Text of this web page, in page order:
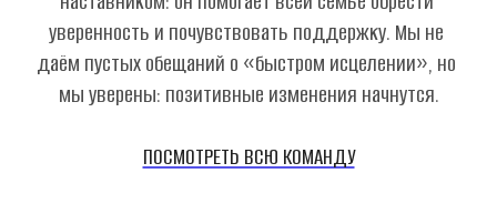
уверенность и почувствовать поддержку. Мы не
даём пустых обещаний о «быстром исцелении», но
мы уверены: позитивные изменения начнутся.
ПОСМОТРЕТЬ ВСЮ КОМАНДУ